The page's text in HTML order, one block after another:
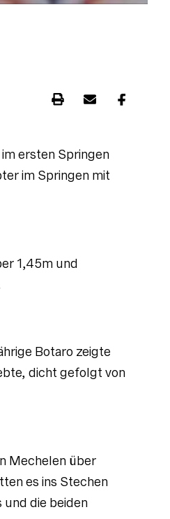
ersten Springen
im Springen mit
1,45m und
Botaro zeigte
dicht gefolgt von
Mechelen über
es ins Stechen
die beiden